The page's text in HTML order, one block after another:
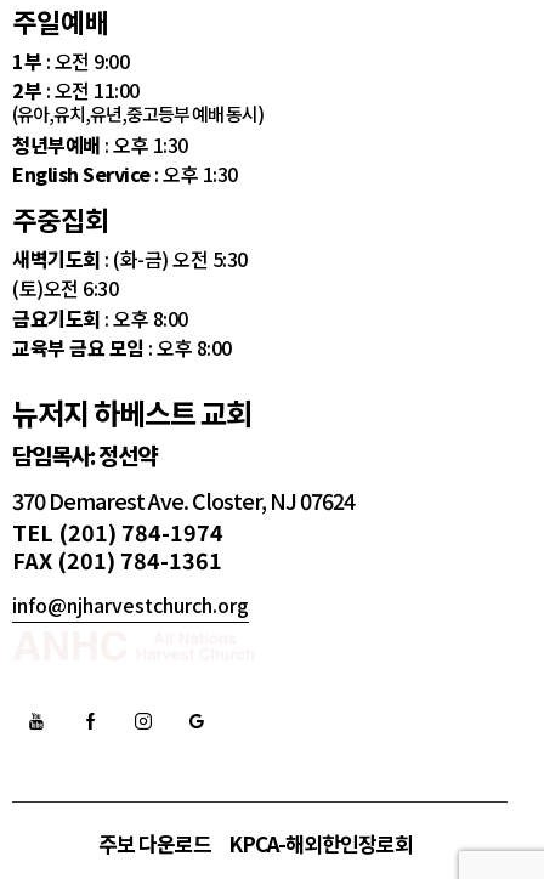
주일예배
1부 : 오전 9:00
2부 : 오전 11:00
(유아,유치,유년,중고등부 예배 동시)
청년부예배 : 오후 1:30
English Service: 오후 1:30
주중집회
새벽기도회 : (화-금) 오전 5:30
(토)오전 6:30
금요기도회 : 오후 8:00
교육부 금요 모임 : 오후 8:00
뉴저지 하베스트 교회
담임목사: 정선약
370 Demarest Ave. Closter, NJ 07624
TEL (201) 784-1974
FAX (201) 784-1361
info@njharvestchurch.org
주보 다운로드 KPCA-해외한인장로회